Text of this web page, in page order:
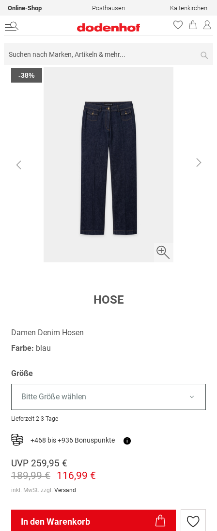
Online-Shop Posthausen Kaltenkirchen
Zum
Ende
-38%
springen
HOSE
Damen Denim Hosen
Farbe: blau
Größe
Bitte Größe wählen
Lieferzeit 2-3 Tage
+468 bis +936 Bonuspunkte i
UVP 259,95 €
189,99 € 116,99 €
inkl. MwSt. zzgl. Versand
In den Warenkorb
Zur